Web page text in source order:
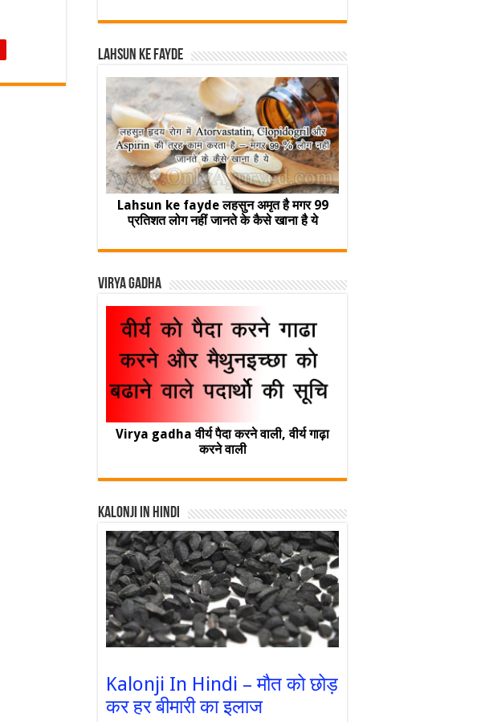
Lahsun ke fayde
Lahsun ke fayde लहसुन अमृत है मगर 99
प्रतिशत लोग नहीं जानते के कैसे खाना है ये
Virya Gadha
Virya gadha वीर्य पैदा करने वाली, वीर्य गाढ़ा
करने वाली
Kalonji In Hindi
Kalonji In Hindi – मौत को छोड़
कर हर बीमारी का इलाज